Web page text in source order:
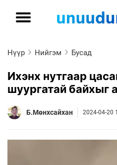
Нүүр Нийгэм Бусад
Ихэнх нутгаар
шуургатай байхыг
Б.Мөнхсайхан 2024-04-20